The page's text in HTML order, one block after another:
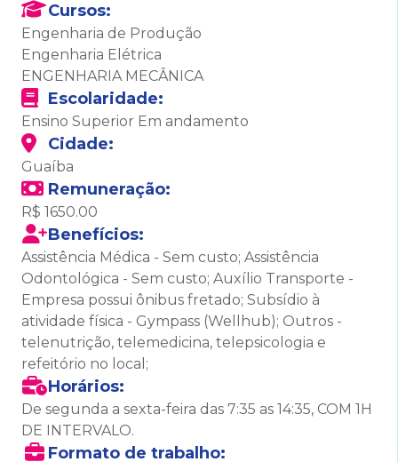
Cursos:
Engenharia de Produção
Engenharia Elétrica
ENGENHARIA MECÂNICA
Escolaridade:
Ensino Superior Em andamento
Cidade:
Guaíba
Remuneração:
R$ 1650.00
Benefícios:
Assistência Médica - Sem custo; Assistência
Odontológica - Sem custo; Auxílio Transporte -
Empresa possui ônibus fretado; Subsídio à
atividade física - Gympass (Wellhub); Outros -
telenutrição, telemedicina, telepsicologia e
refeitório no local;
Horários:
De segunda a sexta-feira das 7:35 as 14:35, COM 1H
DE INTERVALO.
Formato de trabalho: